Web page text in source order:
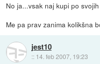
No ja...vsak naj kupi po
Me pa prav zanima kolikšna
jest10
:: 14. feb 2007, 19:23